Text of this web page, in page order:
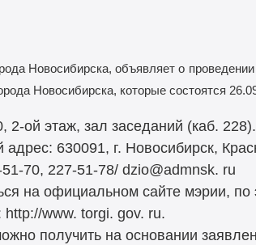
Новосибирска, объявляет о
Новосибирска, которые состоятся
ой этаж, зал заседаний (каб. 228).
630091, г. Новосибирск,
70, 227-51-78/ dzio@admnsk. ru
на официальном сайте мэрии, по
www. torgi. gov. ru.
получить на основании